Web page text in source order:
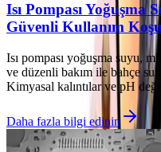
Isı Pompası Yoğuşma
Güvenli Kullanım
Isı pompası yoğuşma suyu,
ve düzenli bakım ile bahçe
Kimyasal kalıntılar ve pH
Daha fazla bilgi edinin